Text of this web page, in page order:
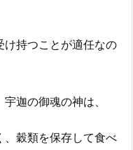
け持つことが適任なの
迦の御魂の神は、
、穀類を保存して食べ